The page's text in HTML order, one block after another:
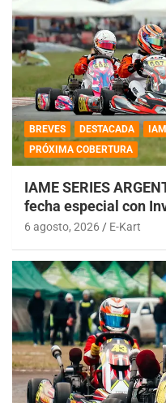
BREVES DESTACADA
PRÓXIMA COBERTURA
IAME SERIES
fecha especial con
6 agosto, 2026 E-Kart